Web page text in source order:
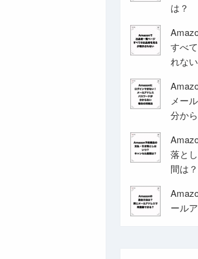
は？
すべ
れない
メー
分か
落と
間は？
ール